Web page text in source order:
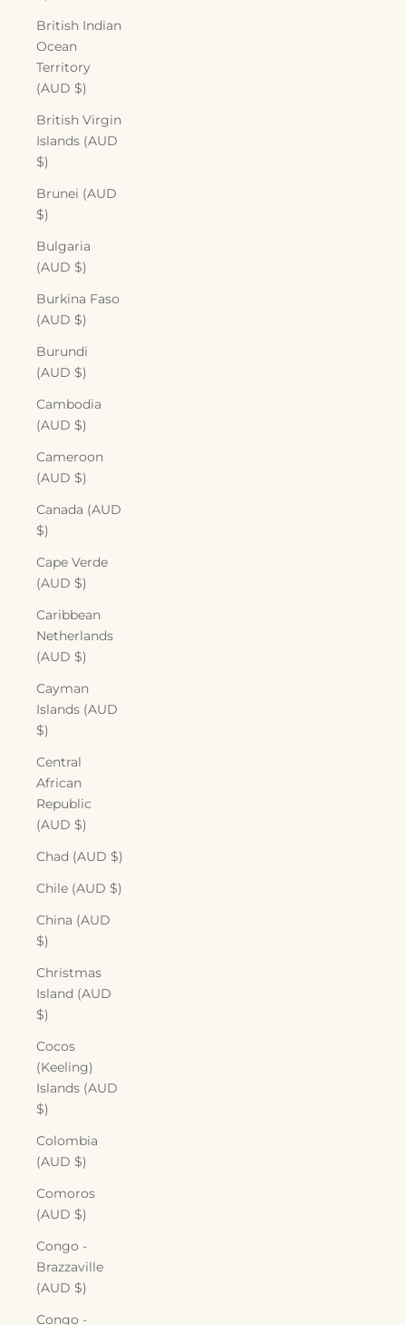
British Indian
Ocean
Territory
(AUD $)
British Virgin
Islands (AUD
$)
Brunei (AUD
$)
Bulgaria
(AUD $)
Burkina Faso
(AUD $)
Burundi
(AUD $)
Cambodia
(AUD $)
Cameroon
(AUD $)
Canada (AUD
$)
Cape Verde
(AUD $)
Caribbean
Netherlands
(AUD $)
Cayman
Islands (AUD
$)
Central
African
Republic
(AUD $)
Chad (AUD $)
Chile (AUD $)
China (AUD
$)
Christmas
Island (AUD
$)
Cocos
(Keeling)
Islands (AUD
$)
Colombia
(AUD $)
Comoros
(AUD $)
Congo -
Brazzaville
(AUD $)
Congo -